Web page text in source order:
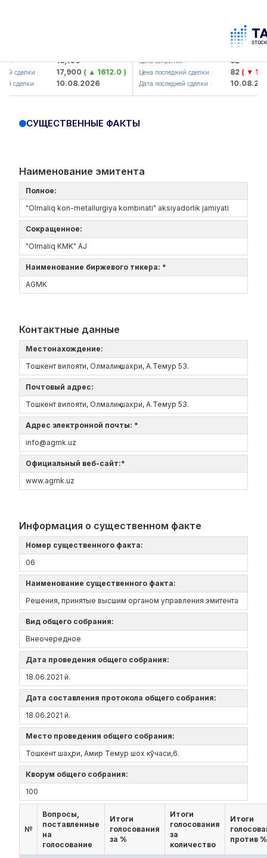
16,100
сделки : 17,900( ▲ 1612.0 )
сделки : 10.08.2026
KFSK (<Kafolat sug'urta
Цена закрытия : 82
Цена последний сделки : 82( ▼ 1.91 )
Дата последней сделки : 10.08.2026
СУЩЕСТВЕННЫЕ ФАКТЫ
Наименование эмитента
Полное:
"Olmaliq kon-metallurgiya kombinati" aksiyadorlik jamiyati
Сокращенное:
"Olmaliq KMK" AJ
Наименование биржевого тикера: *
AGMK
Контактные данные
Местонахождение:
Тошкент вилояти, Олмалиқ шахри, А.Темур 53.
Почтовый адрес:
Тошкент вилояти, Олмалиқ шахри, А.Темур 53.
Адрес электронной почты: *
info@agmk.uz
Официальный веб-сайт:*
www.agmk.uz
Информация о существенном факте
Номер существенного факта:
06
Наименование существенного факта:
Решения, принятые высшим органом управления эмитента
Вид общего собрания:
Внеочередное
Дата проведения общего собрания:
18.06.2021 й.
Дата составления протокола общего собрания:
18.06.2021 й.
Место проведения общего собрания:
Тошкент шаҳри, Амир Темур шох кўчаси,6.
Кворум общего собрания:
100
№
Вопросы,
поставленные
на
голосование
Итоги
голосования
за %
Итоги
голосования
за
количество
Итоги
против %